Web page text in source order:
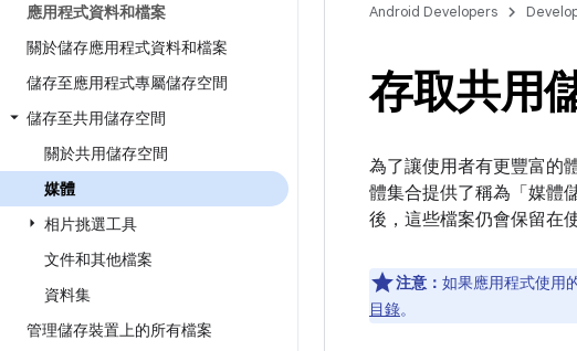
應用程式資料和檔案
關於儲存應用程式資料和檔案
儲存至應用程式專屬儲存空間
儲存至共用儲存空間
關於共用儲存空間
媒體
相片挑選工具
文件和其他檔案
資料集
管理儲存裝置上的所有檔案
Android Developers
存取共用
為了讓使用者有更豐富的
體集合提供了稱為「媒體
後，這些檔案仍會保留在
注意： 如果應用程式使用
目錄。